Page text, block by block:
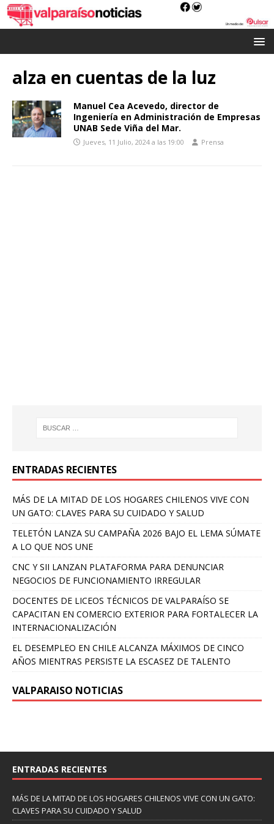
alza en cuentas de la luz
Manuel Cea Acevedo, director de
Ingeniería en Administración de Empresas
UNAB Sede Viña del Mar.
Jueves, 11 Julio, 2024 a las 19:00 Prensa
ENTRADAS RECIENTES
MÁS DE LA MITAD DE LOS HOGARES CHILENOS VIVE CON
UN GATO: CLAVES PARA SU CUIDADO Y SALUD
TELETÓN LANZA SU CAMPAÑA 2026 BAJO EL LEMA SÚMATE
A LO QUE NOS UNE
CNC Y SII LANZAN PLATAFORMA PARA DENUNCIAR
NEGOCIOS DE FUNCIONAMIENTO IRREGULAR
DOCENTES DE LICEOS TÉCNICOS DE VALPARAÍSO SE
CAPACITAN EN COMERCIO EXTERIOR PARA FORTALECER LA
INTERNACIONALIZACIÓN
EL DESEMPLEO EN CHILE ALCANZA MÁXIMOS DE CINCO
AÑOS MIENTRAS PERSISTE LA ESCASEZ DE TALENTO
VALPARAISO NOTICIAS
ENTRADAS RECIENTES
MÁS DE LA MITAD DE LOS HOGARES CHILENOS VIVE CON UN GATO:
CLAVES PARA SU CUIDADO Y SALUD